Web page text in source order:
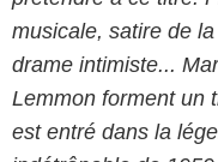
musicale, satire de
drame intimiste...
Lemmon forment un
est entré dans la